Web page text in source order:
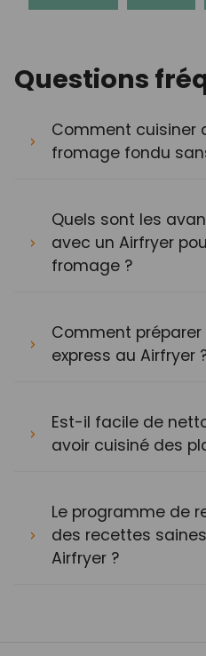
Questions
Comment cuisiner
fromage fondu
Quels sont les
avec un Airfryer
fromage ?
Comment
express au Airfryer
Est-il facile de
avoir cuisiné des
Le programme de
des recettes
Airfryer ?